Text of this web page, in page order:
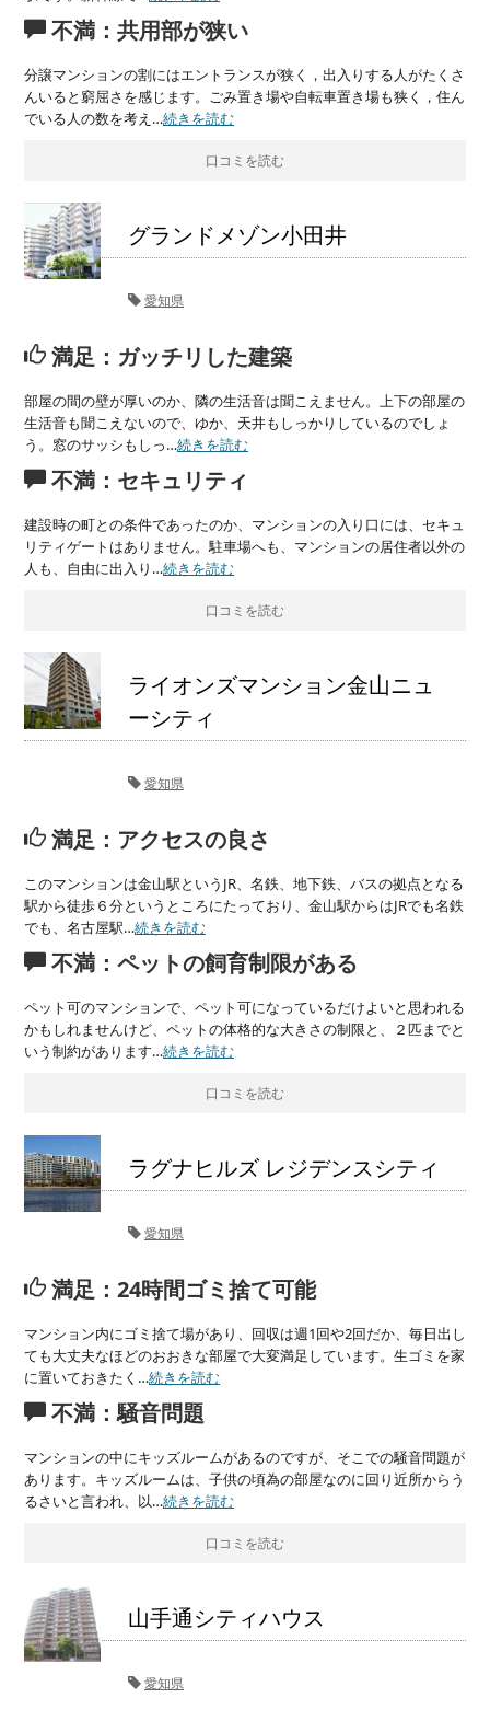
不満：共用部が狭い
分譲マンションの割にはエントランスが狭く，出入りする人がたくさ
んいると窮屈さを感じます。ごみ置き場や自転車置き場も狭く，住ん
でいる人の数を考え…続きを読む
口コミを読む
グランドメゾン小田井
愛知県
満足：ガッチリした建築
部屋の間の壁が厚いのか、隣の生活音は聞こえません。上下の部屋の
生活音も聞こえないので、ゆか、天井もしっかりしているのでしょ
う。窓のサッシもしっ…続きを読む
不満：セキュリティ
建設時の町との条件であったのか、マンションの入り口には、セキュ
リティゲートはありません。駐車場へも、マンションの居住者以外の
人も、自由に出入り…続きを読む
口コミを読む
ライオンズマンション金山ニュ
ーシティ
愛知県
満足：アクセスの良さ
このマンションは金山駅というJR、名鉄、地下鉄、バスの拠点となる
駅から徒歩６分というところにたっており、金山駅からはJRでも名鉄
でも、名古屋駅…続きを読む
不満：ペットの飼育制限がある
ペット可のマンションで、ペット可になっているだけよいと思われる
かもしれませんけど、ペットの体格的な大きさの制限と、２匹までと
いう制約があります…続きを読む
口コミを読む
ラグナヒルズ レジデンスシティ
愛知県
満足：24時間ゴミ捨て可能
マンション内にゴミ捨て場があり、回収は週1回や2回だか、毎日出し
ても大丈夫なほどのおおきな部屋で大変満足しています。生ゴミを家
に置いておきたく…続きを読む
不満：騒音問題
マンションの中にキッズルームがあるのですが、そこでの騒音問題が
あります。キッズルームは、子供の頃為の部屋なのに回り近所からう
るさいと言われ、以…続きを読む
口コミを読む
山手通シティハウス
愛知県